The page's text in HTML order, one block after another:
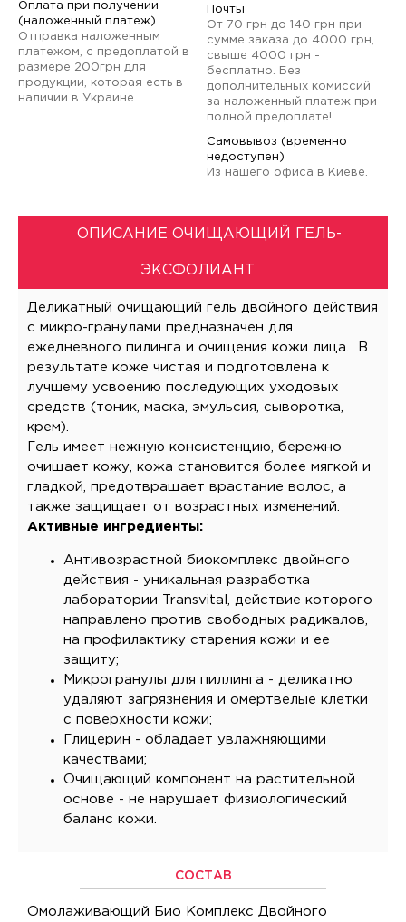
Оплата при получении
(наложенный платеж)
Отправка наложенным
платежом, с предоплатой в
размере 200грн для
продукции, которая есть в
наличии в Украине
Почты
От 70 грн до 140 грн при
сумме заказа до 4000 грн,
свыше 4000 грн -
бесплатно. Без
дополнительных комиссий
за наложенный платеж при
полной предоплате!
Самовывоз (временно
недоступен)
Из нашего офиса в Киеве.
ОПИСАНИЕ ОЧИЩАЮЩИЙ ГЕЛЬ-
ЭКСФОЛИАНТ
Деликатный очищающий гель двойного действия
с микро-гранулами предназначен для
ежедневного пилинга и очищения кожи лица. В
результате коже чистая и подготовлена к
лучшему усвоению последующих уходовых
средств (тоник, маска, эмульсия, сыворотка,
крем).
Гель имеет нежную консистенцию, бережно
очищает кожу, кожа становится более мягкой и
гладкой, предотвращает врастание волос, а
также защищает от возрастных изменений.
Активные ингредиенты:
Антивозрастной биокомплекс двойного
действия - уникальная разработка
лаборатории Transvital, действие которого
направлено против свободных радикалов,
на профилактику старения кожи и ее
защиту;
Микрогранулы для пиллинга - деликатно
удаляют загрязнения и омертвелые клетки
с поверхности кожи;
Глицерин - обладает увлажняющими
качествами;
Очищающий компонент на растительной
основе - не нарушает физиологический
баланс кожи.
СОСТАВ
Омолаживающий Био Комплекс Двойного